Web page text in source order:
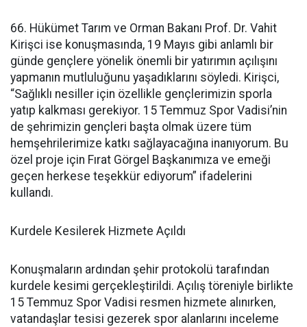
66. Hükümet Tarım ve Orman Bakanı Prof. Dr. Vahit
Kirişci ise konuşmasında, 19 Mayıs gibi anlamlı bir
günde gençlere yönelik önemli bir yatırımın açılışını
yapmanın mutluluğunu yaşadıklarını söyledi. Kirişci,
“Sağlıklı nesiller için özellikle gençlerimizin sporla
yatıp kalkması gerekiyor. 15 Temmuz Spor Vadisi’nin
de şehrimizin gençleri başta olmak üzere tüm
hemşehrilerimize katkı sağlayacağına inanıyorum. Bu
özel proje için Fırat Görgel Başkanımıza ve emeği
geçen herkese teşekkür ediyorum” ifadelerini
kullandı.
Kurdele Kesilerek Hizmete Açıldı
Konuşmaların ardından şehir protokolü tarafından
kurdele kesimi gerçekleştirildi. Açılış töreniyle birlikte
15 Temmuz Spor Vadisi resmen hizmete alınırken,
vatandaşlar tesisi gezerek spor alanlarını inceleme